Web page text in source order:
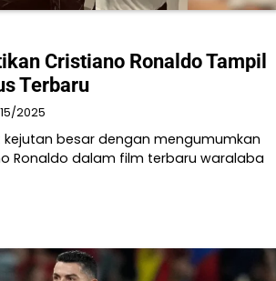
Cristiano Ronaldo Tampil
Terbaru
2025
kejutan besar dengan mengumumkan
Ronaldo dalam film terbaru waralaba